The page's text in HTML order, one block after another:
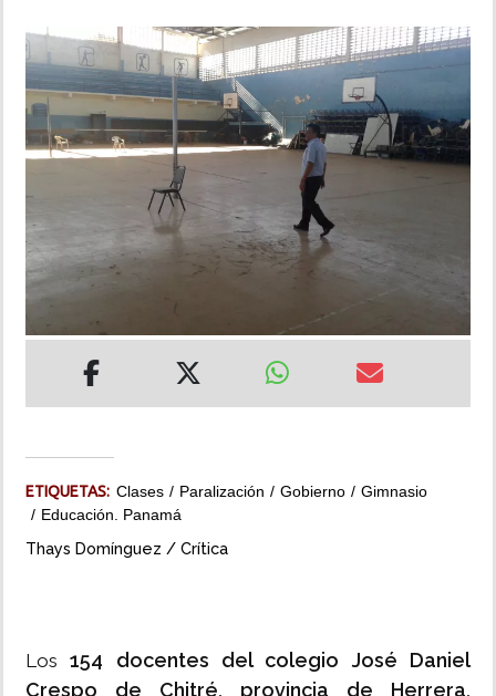
SHOW
DEPORTES
MUNDO
INSÓLITAS
MULTIMEDIA
ETIQUETAS: Clases Paralización Gobierno
Gimnasio
Educación. Panamá
Thays Domínguez / Crítica
Los154 docentes del colegio José Daniel
Crespo de Chitré, provincia de Herrera,